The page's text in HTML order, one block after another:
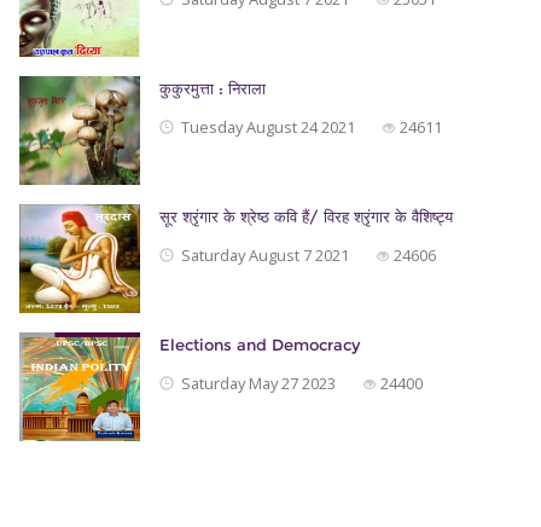
कुकुरमुत्ता : निराला
Tuesday August 24 2021 24611
सूर श्रृंगार के श्रेष्ठ कवि हैं/ विरह श्रृंगार के वैशिष्ट्य
Saturday August 7 2021 24606
Elections and Democracy
Saturday May 27 2023 24400